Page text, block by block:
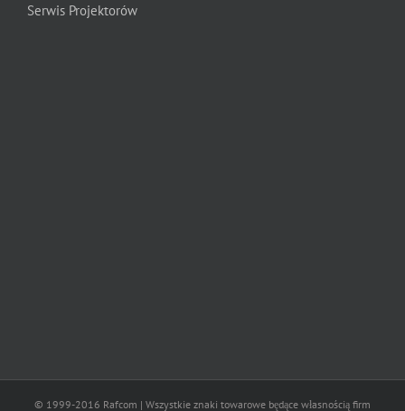
Serwis Projektorów
© 1999-2016 Rafcom | Wszystkie znaki towarowe będące własnością firm